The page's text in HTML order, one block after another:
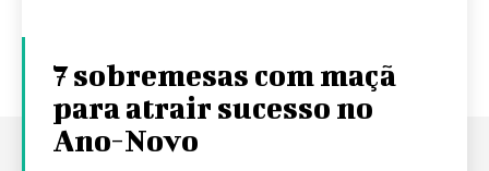
7 sobremesas com maçã
para atrair sucesso no
Ano-Novo